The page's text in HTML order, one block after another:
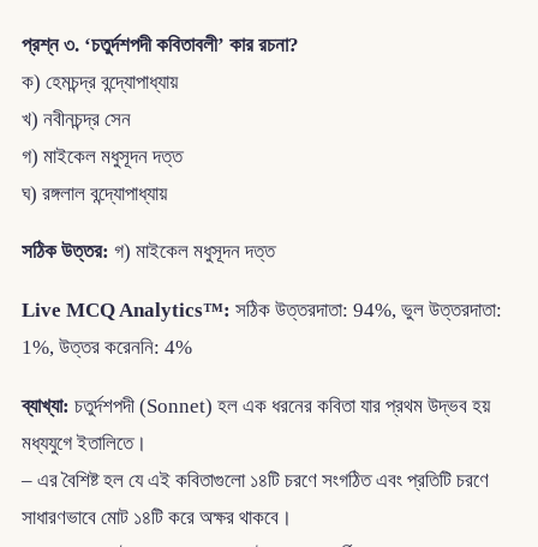
প্রশ্ন ৩. ‘চতুর্দশপদী কবিতাবলী’ কার রচনা?
ক) হেমচন্দ্র বন্দ্যোপাধ্যায়
খ) নবীনচন্দ্র সেন
গ) মাইকেল মধুসূদন দত্ত
ঘ) রঙ্গলাল বন্দ্যোপাধ্যায়
সঠিক উত্তর: গ) মাইকেল মধুসূদন দত্ত
Live MCQ Analytics™: সঠিক উত্তরদাতা: 94%, ভুল উত্তরদাতা:
1%, উত্তর করেননি: 4%
ব্যাখ্যা: চতুর্দশপদী (Sonnet) হল এক ধরনের কবিতা যার প্রথম উদ্ভব হয়
মধ্যযুগে ইতালিতে।
– এর বৈশিষ্ট হল যে এই কবিতাগুলো ১৪টি চরণে সংগঠিত এবং প্রতিটি চরণে
সাধারণভাবে মোট ১৪টি করে অক্ষর থাকবে।